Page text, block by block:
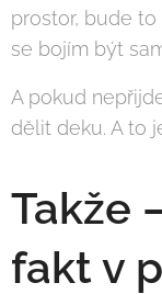
prostor, bude
se bojím být
A pokud
dělit deku. A to
Takže
fakt v